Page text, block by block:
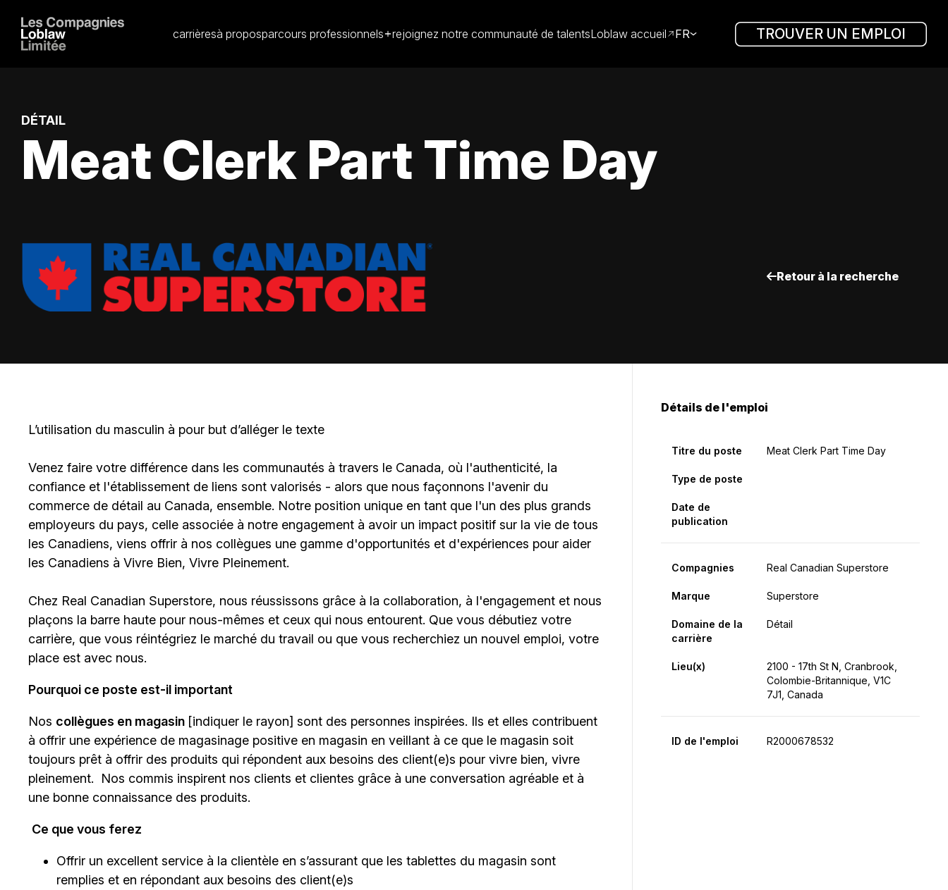
carrièresà proposparcours professionnels rejoignez notre communauté de talentsLoblaw accueil FR TROUVER UN EMPLOI
DÉTAIL
Meat Clerk Part Time Day
Retour à la recherche
L’utilisation du masculin à pour but d’alléger le texte
Venez faire votre différence dans les communautés à travers le Canada, où l'authenticité, la
confiance et l'établissement de liens sont valorisés - alors que nous façonnons l'avenir du
commerce de détail au Canada, ensemble. Notre position unique en tant que l'un des plus grands
employeurs du pays, celle associée à notre engagement à avoir un impact positif sur la vie de tous
les Canadiens, viens offrir à nos collègues une gamme d'opportunités et d'expériences pour aider
les Canadiens à Vivre Bien, Vivre Pleinement.
Chez Real Canadian Superstore, nous réussissons grâce à la collaboration, à l'engagement et nous
plaçons la barre haute pour nous-mêmes et ceux qui nous entourent. Que vous débutiez votre
carrière, que vous réintégriez le marché du travail ou que vous recherchiez un nouvel emploi, votre
place est avec nous.
Pourquoi ce poste est-il important
Nos collègues en magasin [indiquer le rayon] sont des personnes inspirées. Ils et elles contribuent
à offrir une expérience de magasinage positive en magasin en veillant à ce que le magasin soit
toujours prêt à offrir des produits qui répondent aux besoins des client(e)s pour vivre bien, vivre
pleinement. Nos commis inspirent nos clients et clientes grâce à une conversation agréable et à
une bonne connaissance des produits.
Ce que vous ferez
Offrir un excellent service à la clientèle en s’assurant que les tablettes du magasin sont
remplies et en répondant aux besoins des client(e)s
Détails de l'emploi
Titre du poste Meat Clerk Part Time Day
Type de poste
Date de
publication
Compagnies Real Canadian Superstore
Marque Superstore
Domaine de la
carrière
Détail
Lieu(x)
2100 - 17th St N, Cranbrook,
Colombie-Britannique, V1C
7J1, Canada
ID de l'emploi R2000678532